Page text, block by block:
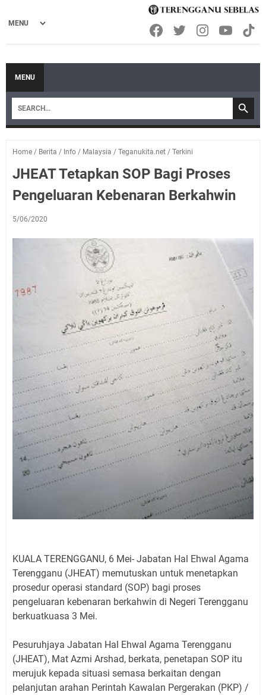
MENU
Home / Berita / Info / Malaysia / Teganukita.net / Terkini
JHEAT Tetapkan SOP Bagi Proses
Pengeluaran Kebenaran Berkahwin
5/06/2020
KUALA TERENGGANU, 6 Mei- Jabatan Hal Ehwal Agama
Terengganu (JHEAT) memutuskan untuk menetapkan
prosedur operasi standard (SOP) bagi proses
pengeluaran kebenaran berkahwin di Negeri Terengganu
berkuatkuasa 3 Mei.
Pesuruhjaya Jabatan Hal Ehwal Agama Terengganu
(JHEAT), Mat Azmi Arshad, berkata, penetapan SOP itu
merujuk kepada situasi semasa berkaitan dengan
pelanjutan arahan Perintah Kawalan Pergerakan (PKP) /